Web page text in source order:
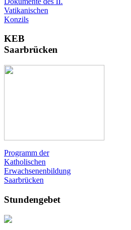
Vatikanischen
Konzils
KEB
Saarbrücken
Programm der
Katholischen
Erwachsenenbildung
Saarbrücken
Stundengebet